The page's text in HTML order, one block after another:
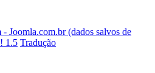
- Joomla.com.br (dados salvos de
1.5 Tradução